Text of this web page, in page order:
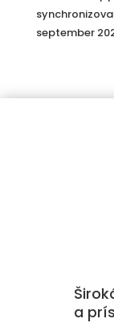
september
a